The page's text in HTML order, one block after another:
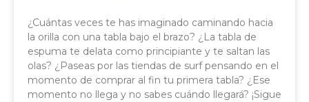
¿Cuántas veces te has imaginado caminando hacia
la orilla con una tabla bajo el brazo? ¿La tabla de
espuma te delata como principiante y te saltan las
olas? ¿Paseas por las tiendas de surf pensando en el
momento de comprar al fin tu primera tabla? ¿Ese
momento no llega y no sabes cuándo llegará? ¡Sigue